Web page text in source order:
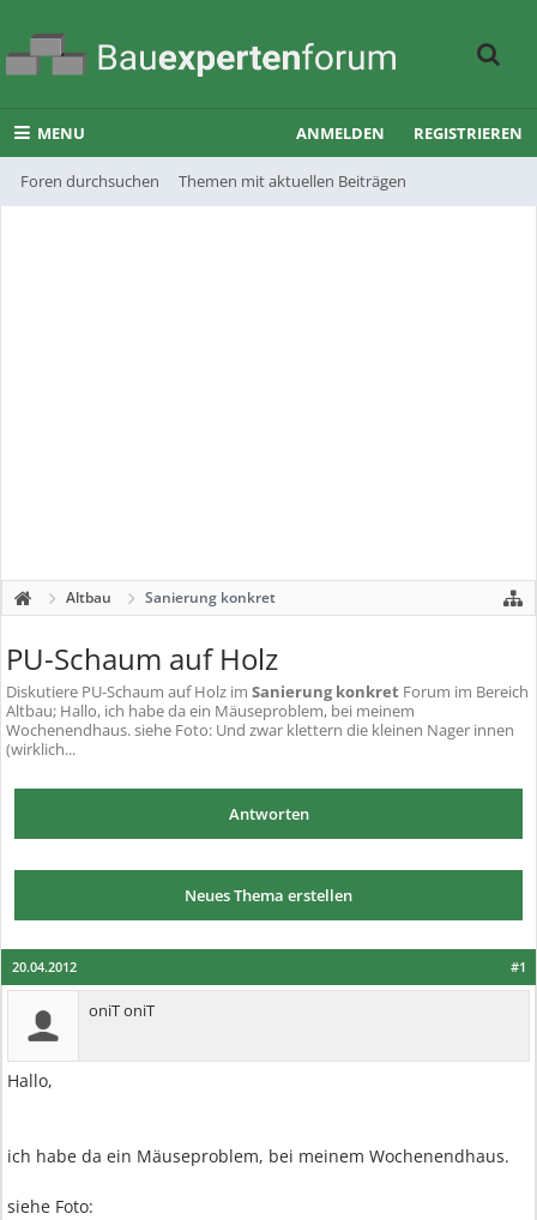
MENU
Foren durchsuchen Themen mit aktuellen Beiträgen
ANMELDEN REGISTRIEREN
Altbau Sanierung konkret
PU-Schaum auf Holz
Diskutiere PU-Schaum auf Holz im Sanierung konkret Forum im Bereich
Altbau; Hallo, ich habe da ein Mäuseproblem, bei meinem
Wochenendhaus. siehe Foto: Und zwar klettern die kleinen Nager innen
(wirklich...
Antworten
Neues Thema erstellen
#1
20.04.2012
oniT oniT
Hallo,
ich habe da ein Mäuseproblem, bei meinem Wochenendhaus.
siehe Foto: